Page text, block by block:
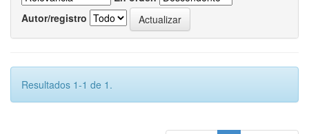
Autor/registro
Resultados 1-1 de 1.